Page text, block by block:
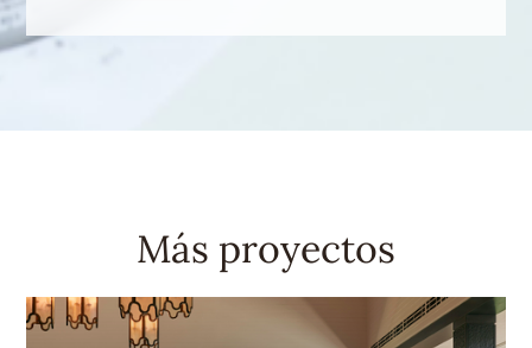
Más proyectos